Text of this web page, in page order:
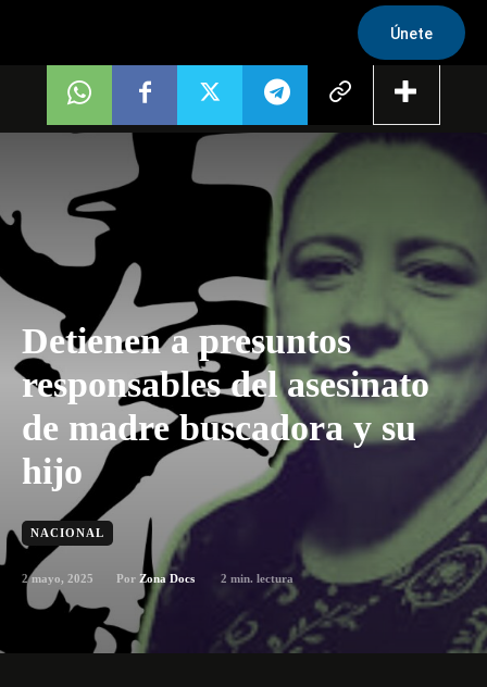
Únete
Detienen a presuntos
responsables del asesinato
de madre buscadora y su
hijo
NACIONAL
2 mayo, 2025 Por Zona Docs 2 min. lectura